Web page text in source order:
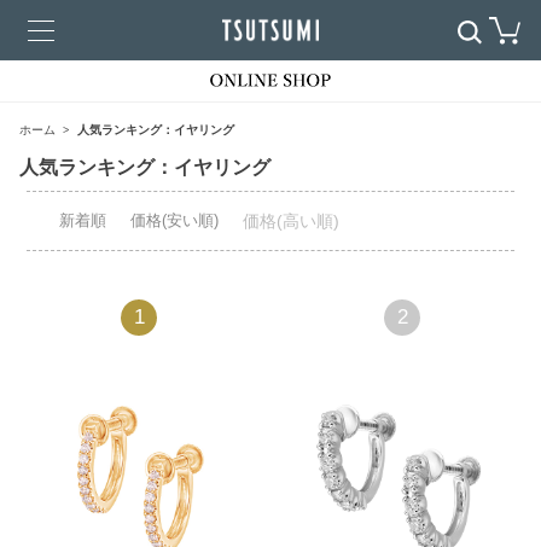
ホーム 人気ランキング：イヤリング
人気ランキング：イヤリング
新着順 価格(安い順) 価格(高い順)
1 2